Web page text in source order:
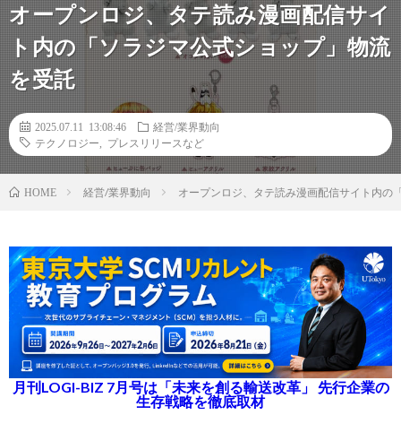
オープンロジ、タテ読み漫画配信サイ
ト内の「ソラジマ公式ショップ」物流
を受託
2025.07.11 13:08:46
経営/業界動向
テクノロジー
プレスリリースなど
HOME 経営/業界動向 オープンロジ、タテ読み漫画配信サイト内の
月刊LOGI-BIZ 7月号は「未来を創る輸送改革」 先行企業の
生存戦略を徹底取材